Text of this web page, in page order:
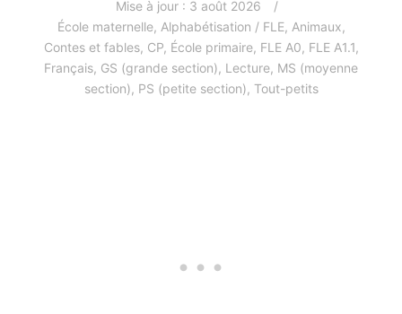
Mise à jour : 3 août 2026
École maternelle, Alphabétisation / FLE, Animaux,
Contes et fables, CP, École primaire, FLE A0, FLE A1.1,
Français, GS (grande section), Lecture, MS (moyenne
section), PS (petite section), Tout-petits